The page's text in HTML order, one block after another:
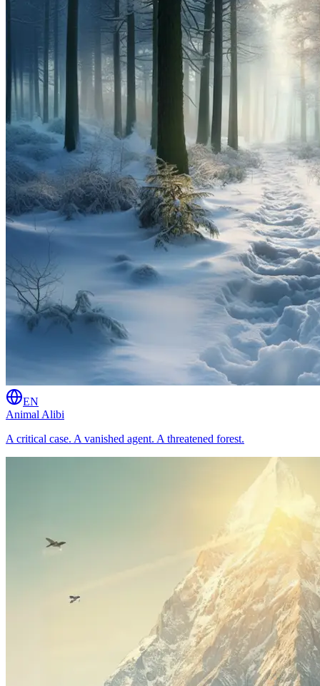
EN
Animal Alibi
A critical case. A vanished agent. A threatened forest.